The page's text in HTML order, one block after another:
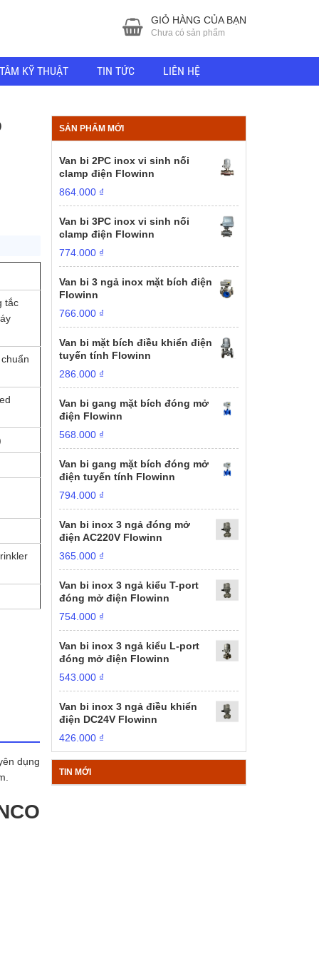
GIỎ HÀNG CỦA BẠN
Chưa có sản phẩm
KỸ THUẬT TIN TỨC LIÊN HỆ
tắc
dụng
SẢN PHẨM MỚI
Van bi 2PC inox vi sinh nối
clamp điện Flowinn
864.000 ₫
Van bi 3PC inox vi sinh nối
clamp điện Flowinn
774.000 ₫
Van bi 3 ngả inox mặt bích điện
Flowinn
766.000 ₫
Van bi mặt bích điều khiển điện
tuyến tính Flowinn
286.000 ₫
Van bi gang mặt bích đóng mở
điện Flowinn
568.000 ₫
Van bi gang mặt bích đóng mở
điện tuyến tính Flowinn
794.000 ₫
Van bi inox 3 ngả đóng mở
điện AC220V Flowinn
365.000 ₫
Van bi inox 3 ngả kiểu T-port
đóng mở điện Flowinn
754.000 ₫
Van bi inox 3 ngả kiểu L-port
đóng mở điện Flowinn
543.000 ₫
Van bi inox 3 ngả điều khiển
điện DC24V Flowinn
426.000 ₫
TIN MỚI